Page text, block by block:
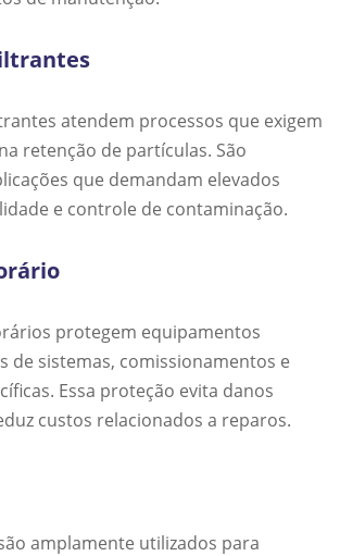
atendem processos que exigem
retenção de partículas. São
que demandam elevados
e controle de contaminação.
protegem equipamentos
de sistemas, comissionamentos e
Essa proteção evita danos
custos relacionados a reparos.
amplamente utilizados para